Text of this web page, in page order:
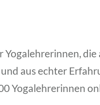
Yogalehrerinnen,
aus echter
Yogalehrerinnen